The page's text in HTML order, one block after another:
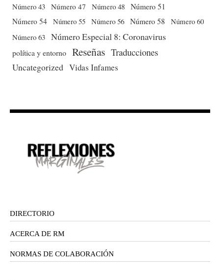
Número 43 Número 47 Número 48 Número 51
Número 54 Número 55 Número 56 Número 58
Número 60
Número 63 Número Especial 8: Coronavirus
política y entorno Reseñas Traducciones
Uncategorized Vidas Infames
DIRECTORIO
ACERCA DE RM
NORMAS DE COLABORACIÓN